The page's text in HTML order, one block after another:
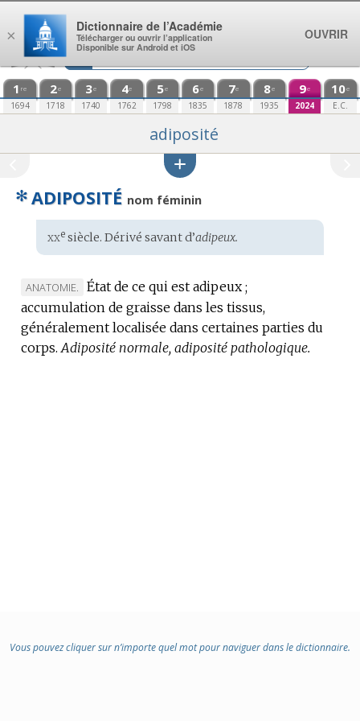
Aller au contenu
1 re
1694
2e
1718
3e
1740
4e
1762
5e
1798
6e
1835
7e
1878
8e
1935
9e
2024
10e
E.C.
adiposité
✻ ADIPOSITÉ nom féminin
Étymologie
:
xxesiècle. Dérivé savant d’adipeux.
MARQUE
DE
DOMAINE
:
ANATOMIE.
État de ce qui est adipeux ;
accumulation de graisse dans les tissus,
généralement localisée dans certaines parties du
corps. Adiposité normale, adiposité pathologique.
Vous pouvez cliquer sur n’importe quel mot pour naviguer dans le dictionnaire.
×
Dictionnaire de l’Académie
Télécharger ou ouvrir l’application
Disponible sur Android et iOS
OUVRIR